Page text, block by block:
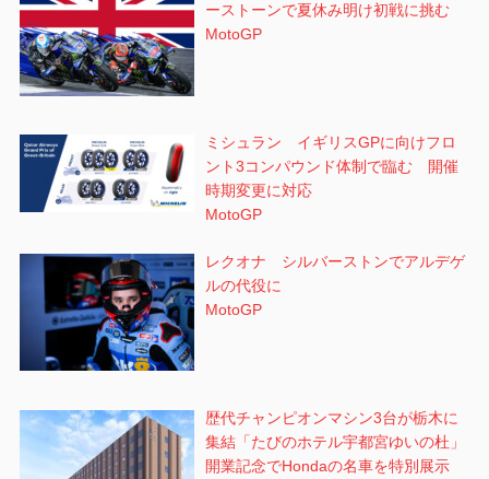
ーストーンで夏休み明け初戦に挑む
MotoGP
ミシュラン イギリスGPに向けフロ
ント3コンパウンド体制で臨む 開催
時期変更に対応
MotoGP
レクオナ シルバーストンでアルデゲ
ルの代役に
MotoGP
歴代チャンピオンマシン3台が栃木に
集結「たびのホテル宇都宮ゆいの杜」
開業記念でHondaの名車を特別展示